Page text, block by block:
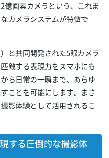
億画素カメラという、これま
カメラシステムが特徴で
と共同開発された5眼カメラ
敵する表現力をスマホにも
ら日常の一瞬まで、あらゆ
ことを可能にします。まさ
影体験として活用されるこ
する圧倒的な撮影体